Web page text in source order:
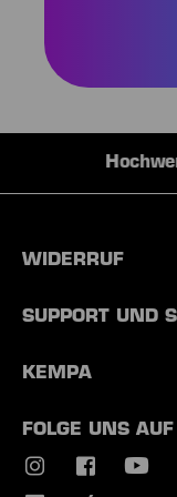
WIDERRUF
SUPPORT UND
KEMPA
FOLGE UNS AUF